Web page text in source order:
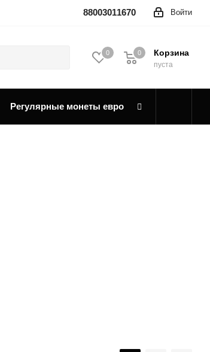
Войти
88003011670
0 Корзина
0
пуста
0
Регулярные монеты евро